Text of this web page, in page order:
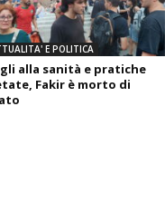
E POLITICA
alla sanità e pratiche
Fakir è morto di